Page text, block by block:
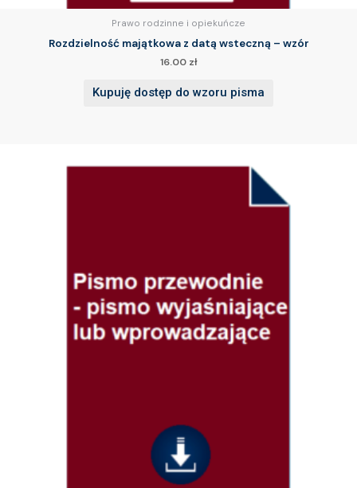
Prawo rodzinne i opiekuńcze
Rozdzielność majątkowa z datą wsteczną – wzór
16.00 zł
Kupuję dostęp do wzoru pisma